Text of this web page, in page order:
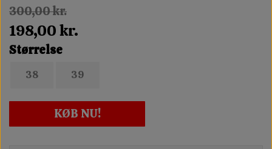
300,00 kr.
198,00 kr.
Størrelse
38 39
KØB NU!